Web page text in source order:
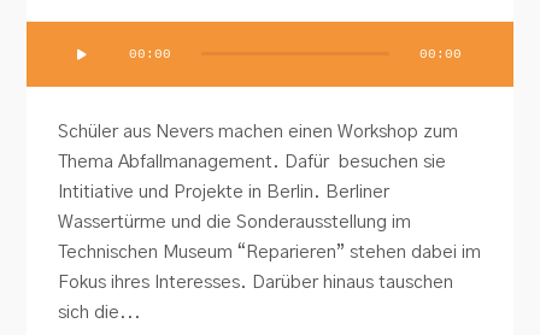
00:00 00:00
Schüler aus Nevers machen einen Workshop zum
Thema Abfallmanagement. Dafür besuchen sie
Intitiative und Projekte in Berlin. Berliner
Wassertürme und die Sonderausstellung im
Technischen Museum “Reparieren” stehen dabei im
Fokus ihres Interesses. Darüber hinaus tauschen
sich die...